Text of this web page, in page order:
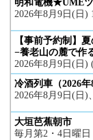
明和電機★UME
2026年8月9日(日)
【事前予約制】
−養老山の麓で作
2026年8月9日(日)
冷酒列車（2026年
2026年8月9日(日)
大垣芭蕉朝市
毎月第2・4日曜日